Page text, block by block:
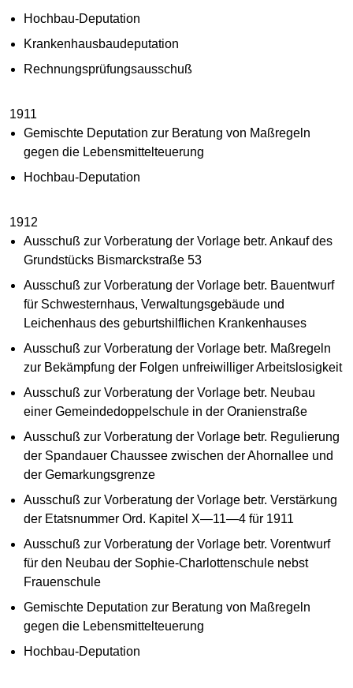
Hochbau-Deputation
Krankenhausbaudeputation
Rechnungsprüfungsausschuß
1911
Gemischte Deputation zur Beratung von Maßregeln
gegen die Lebensmittelteuerung
Hochbau-Deputation
1912
Ausschuß zur Vorberatung der Vorlage betr. Ankauf des
Grundstücks Bismarckstraße 53
Ausschuß zur Vorberatung der Vorlage betr. Bauentwurf
für Schwesternhaus, Verwaltungsgebäude und
Leichenhaus des geburtshilflichen Krankenhauses
Ausschuß zur Vorberatung der Vorlage betr. Maßregeln
zur Bekämpfung der Folgen unfreiwilliger Arbeitslosigkeit
Ausschuß zur Vorberatung der Vorlage betr. Neubau
einer Gemeindedoppelschule in der Oranienstraße
Ausschuß zur Vorberatung der Vorlage betr. Regulierung
der Spandauer Chaussee zwischen der Ahornallee und
der Gemarkungsgrenze
Ausschuß zur Vorberatung der Vorlage betr. Verstärkung
der Etatsnummer Ord. Kapitel X—11—4 für 1911
Ausschuß zur Vorberatung der Vorlage betr. Vorentwurf
für den Neubau der Sophie-Charlottenschule nebst
Frauenschule
Gemischte Deputation zur Beratung von Maßregeln
gegen die Lebensmittelteuerung
Hochbau-Deputation